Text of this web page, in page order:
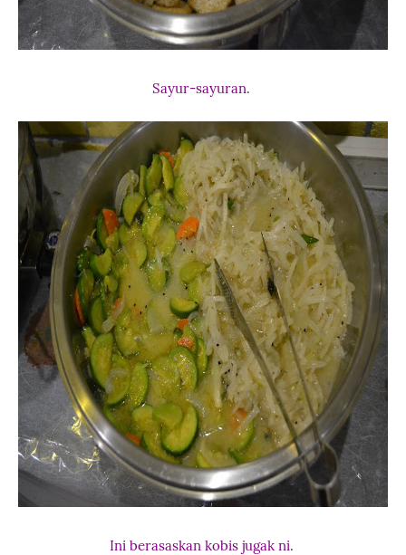
Sayur-sayuran.
Ini berasaskan kobis jugak ni.